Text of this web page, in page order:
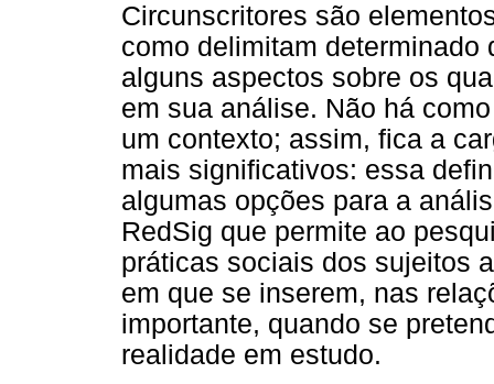
Circunscritores são
como delimitam
alguns aspectos sobre os
em sua análise. Não há
um contexto; assim, fica a
mais significativos: essa
algumas opções para a
RedSig que permite ao
práticas sociais dos sujeitos
em que se inserem, nas
importante, quando se
realidade em estudo.